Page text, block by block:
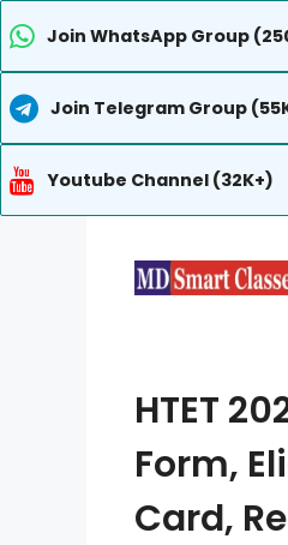
Join WhatsApp Group
Join Telegram Group
Youtube Channel (32K+)
HTET
Form,
Card,